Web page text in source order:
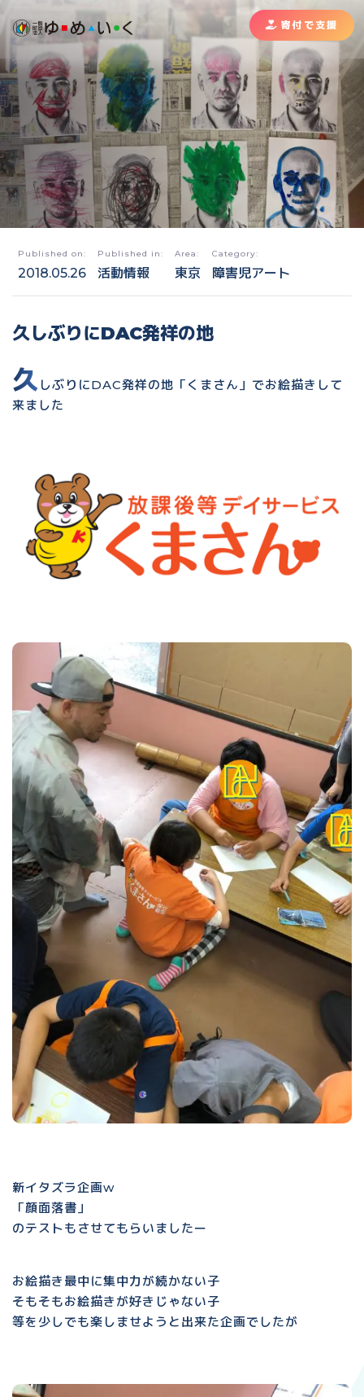
寄付で支援
Published on:
2018.05.26
Published in:
活動情報
Area:
東京
Category:
障害児アート
久しぶりにDAC発祥の地
久 しぶりにDAC発祥の地「くまさん」でお絵描きして
来ました
新イタズラ企画w
「顔面落書」
のテストもさせてもらいましたー
お絵描き最中に集中力が続かない子
そもそもお絵描きが好きじゃない子
等を少しでも楽しませようと出来た企画でしたが